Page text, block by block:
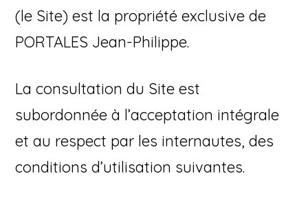
(le Site) est la propriété exclusive de
PORTALES Jean-Philippe.
La consultation du Site est
subordonnée à l’acceptation intégrale
et au respect par les internautes, des
conditions d’utilisation suivantes.